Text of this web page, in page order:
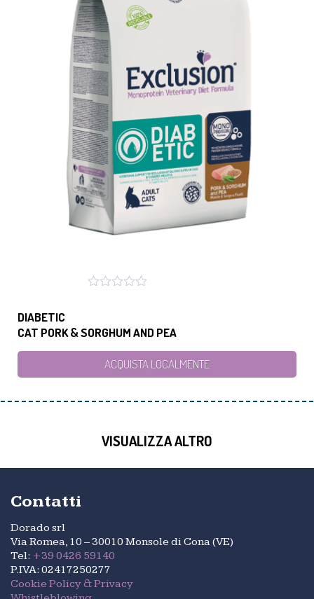
DIABETIC
CAT PORK & SORGHUM AND PEA
ACQUISTA LOCALMENTE
VISUALIZZA ALTRO
Contatti
Dorado srl
Via Romea, 10 – 30010 Monsole di Cona (VE)
Tel: +39 0426 59140
P.IVA: 02417250277
Cookie Policy & Privacy